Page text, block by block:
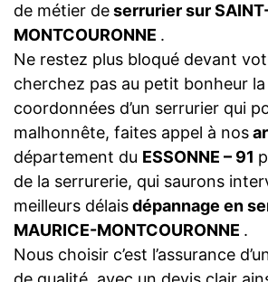
de métier deserrurier sur
MONTCOURONNE .
Ne restez plus bloqué devant
cherchez pas au petit bonheur
coordonnées d’un serrurier qui
malhonnête, faites appel à nos
département du ESSONNE – 91
de la serrurerie, qui saurons
meilleurs délaisdépannage en
MAURICE-MONTCOURONNE .
Nous choisir c’est l’assurance